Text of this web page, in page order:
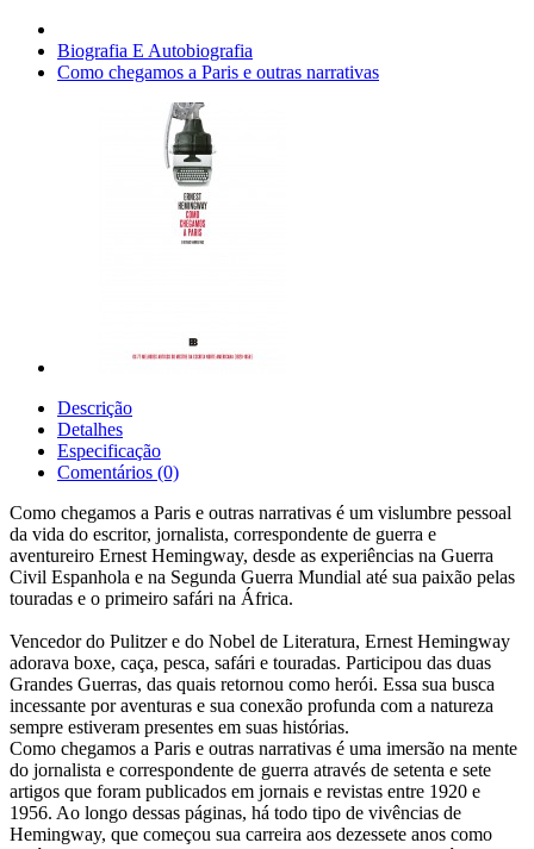
Biografia E Autobiografia
Como chegamos a Paris e outras narrativas
Descrição
Detalhes
Especificação
Comentários (0)
Como chegamos a Paris e outras narrativas é um vislumbre pessoal
da vida do escritor, jornalista, correspondente de guerra e
aventureiro Ernest Hemingway, desde as experiências na Guerra
Civil Espanhola e na Segunda Guerra Mundial até sua paixão pelas
touradas e o primeiro safári na África.
Vencedor do Pulitzer e do Nobel de Literatura, Ernest Hemingway
adorava boxe, caça, pesca, safári e touradas. Participou das duas
Grandes Guerras, das quais retornou como herói. Essa sua busca
incessante por aventuras e sua conexão profunda com a natureza
sempre estiveram presentes em suas histórias.
Como chegamos a Paris e outras narrativas é uma imersão na mente
do jornalista e correspondente de guerra através de setenta e sete
artigos que foram publicados em jornais e revistas entre 1920 e
1956. Ao longo dessas páginas, há todo tipo de vivências de
Hemingway, que começou sua carreira aos dezessete anos como